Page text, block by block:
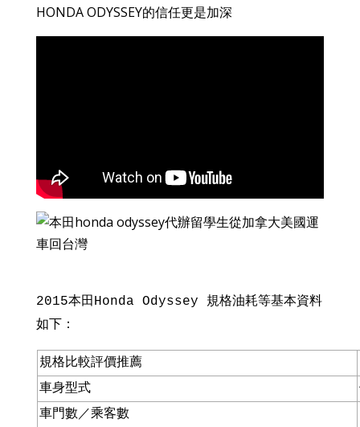
HONDA ODYSSEY的信任更是加深
2015本田 Honda Odyssey 規格油耗等基本資料
如下：
規格比較評價推薦
車身型式
車門數／乘客數